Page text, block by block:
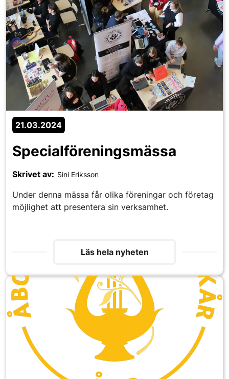
21.03.2024
Specialföreningsmässa
Skrivet av: Sini Eriksson
Under denna mässa får olika föreningar och företag
möjlighet att presentera sin verksamhet.
Läs hela nyheten